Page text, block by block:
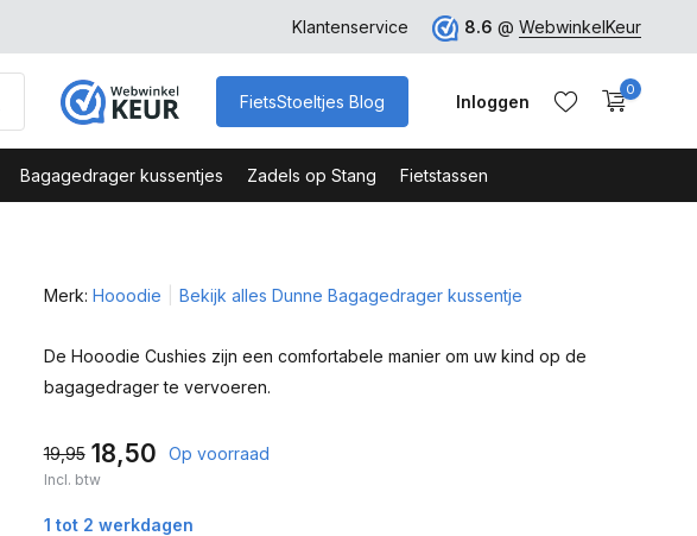
NL vanaf 100 euro Veilig Bestellen - Webshop Keurmerk
Klantenservice 8.6 @ WebwinkelKeur
FietsStoeltjes Blog Inloggen
Account aanmaken
0
Bagagedrager kussentjes Zadels op Stang Fietstassen
Merk: Hooodie Bekijk alles Dunne Bagagedrager kussentje
De Hooodie Cushies zijn een comfortabele manier om uw kind op de
bagagedrager te vervoeren.
19,95 18,50 Op voorraad
Incl. btw
1 tot 2 werkdagen